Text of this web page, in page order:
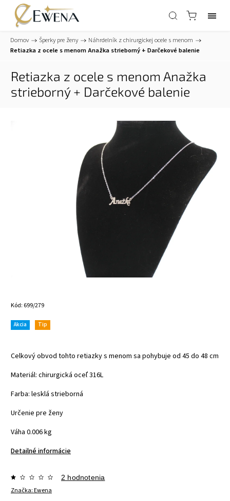
Domov / Šperky pre ženy / Náhrdelník z chirurgickej ocele s menom /
Retiazka z ocele s menom Anažka strieborný + Darčekové balenie
Retiazka z ocele s menom Anažka
strieborný + Darčekové balenie
Kód: 699/279
Akcia Tip
Celkový obvod tohto retiazky s menom sa pohybuje od 45 do 48 cm
Materiál: chirurgická oceľ 316L
Farba: lesklá strieborná
Určenie pre ženy
Váha 0.006 kg
Detailné informácie
Značka:Ewena
2 hodnotenia